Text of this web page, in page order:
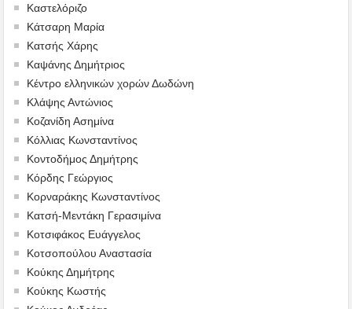
Καστελόριζο
Κάτσαρη Μαρία
Κατσής Χάρης
Καψάνης Δημήτριος
Κέντρο ελληνικών χορών Δωδώνη
Κλάψης Αντώνιος
Κοζανίδη Ασημίνα
Κόλλιας Κωνσταντίνος
Κοντοδήμος Δημήτρης
Κόρδης Γεώργιος
Κορναράκης Κωνσταντίνος
Κατσή-Μεντάκη Γερασιμίνα
Κοτσιφάκος Ευάγγελος
Κοτσοπούλου Αναστασία
Κούκης Δημήτρης
Κούκης Κωστής